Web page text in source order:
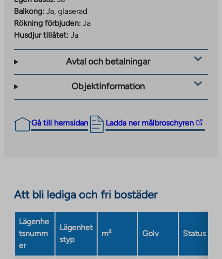
Balkong: Ja, glaserad
Rökning förbjuden: Ja
Husdjur tillåtet: Ja
Avtal och betalningar
Objektinformation
Gå till hemsidan Ladda ner målbroschyren
The
external
opens
a
Att bli lediga och fri bostäder
Lägenhe
tsnumm
er
Lägenhet
styp
m² Golv Status